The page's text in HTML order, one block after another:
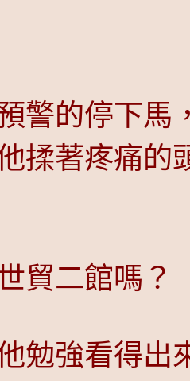
警的停下馬
揉著疼痛的
貿二館嗎？
勉強看得出